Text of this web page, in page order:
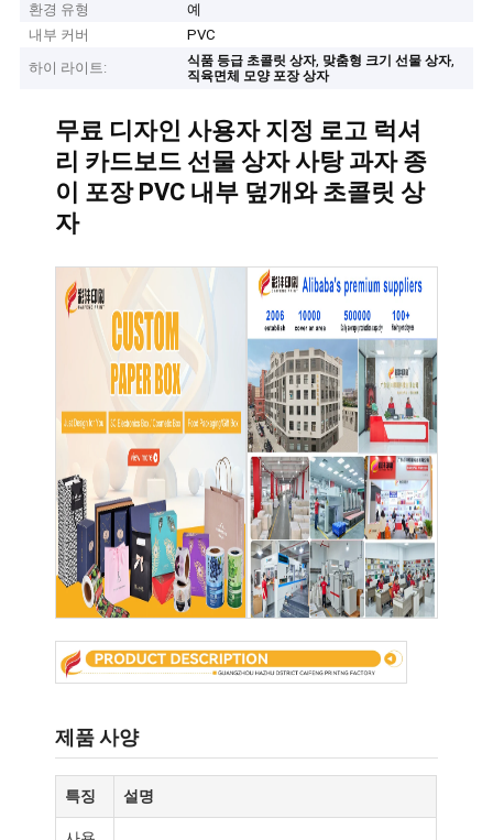
환경 유형
예
내부 커버
PVC
하이 라이트:
식품 등급 초콜릿 상자, 맞춤형 크기 선물 상자,
직육면체 모양 포장 상자
무료 디자인 사용자 지정 로고 럭셔
리 카드보드 선물 상자 사탕 과자 종
이 포장 PVC 내부 덮개와 초콜릿 상
자
제품 사양
특징 설명